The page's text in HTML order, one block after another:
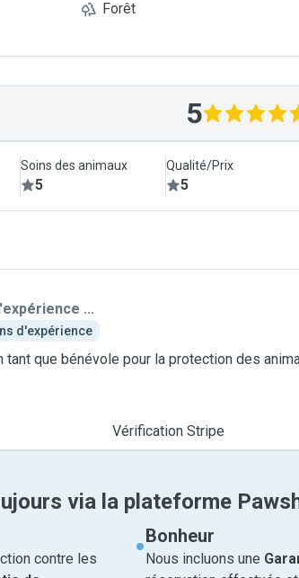
Forêt
5
Soins des animaux
5
Qualité/Prix
5
...
d'expérience
tant que bénévole pour la protection des
Vérification Stripe
via la plateforme
contre les
Bonheur
Nous incluons une